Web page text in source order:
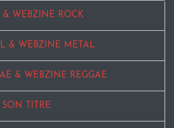
& WEBZINE ROCK
& WEBZINE METAL
& WEBZINE REGGAE
TITRE